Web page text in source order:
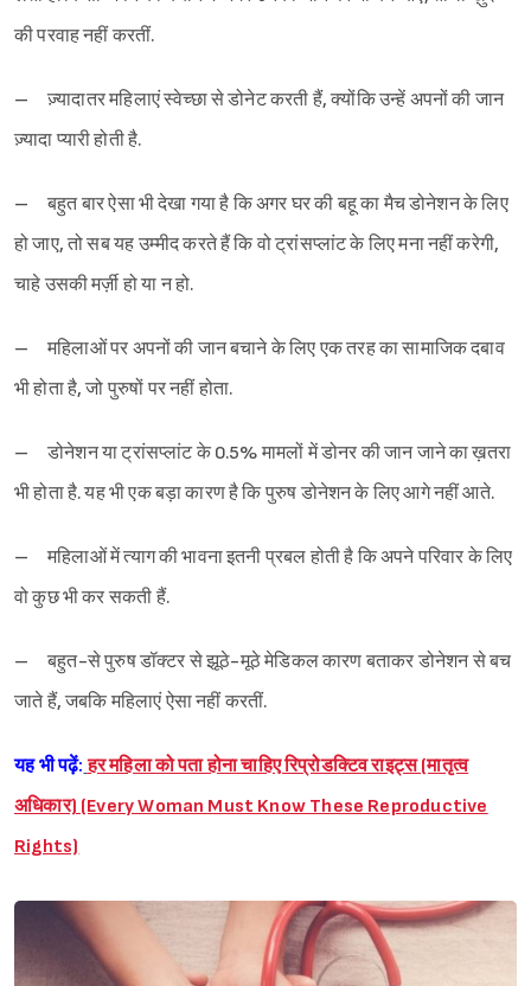
की परवाह नहीं करतीं.
– ज़्यादातर महिलाएं स्वेच्छा से डोनेट करती हैं, क्योंकि उन्हें अपनों की जान
ज़्यादा प्यारी होती है.
– बहुत बार ऐसा भी देखा गया है कि अगर घर की बहू का मैच डोनेशन के लिए
हो जाए, तो सब यह उम्मीद करते हैं कि वो ट्रांसप्लांट के लिए मना नहीं करेगी,
चाहे उसकी मर्ज़ी हो या न हो.
– महिलाओं पर अपनों की जान बचाने के लिए एक तरह का सामाजिक दबाव
भी होता है, जो पुरुषों पर नहीं होता.
– डोनेशन या ट्रांसप्लांट के 0.5% मामलों में डोनर की जान जाने का ख़तरा
भी होता है. यह भी एक बड़ा कारण है कि पुरुष डोनेशन के लिए आगे नहीं आते.
– महिलाओं में त्याग की भावना इतनी प्रबल होती है कि अपने परिवार के लिए
वो कुछ भी कर सकती हैं.
– बहुत-से पुरुष डॉक्टर से झूठे-मूठे मेडिकल कारण बताकर डोनेशन से बच
जाते हैं, जबकि महिलाएं ऐसा नहीं करतीं.
यह भी पढ़ें: हर महिला को पता होना चाहिए रिप्रोडक्टिव राइट्स (मातृत्व
अधिकार) (Every Woman Must Know These Reproductive
Rights)